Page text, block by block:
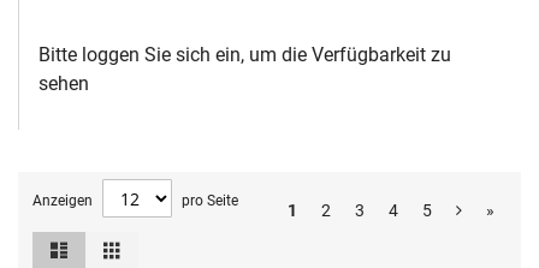
Bitte loggen Sie sich ein, um die Verfügbarkeit zu
sehen
Anzeigen pro Seite 1 2 3 4 5 »
Ansicht